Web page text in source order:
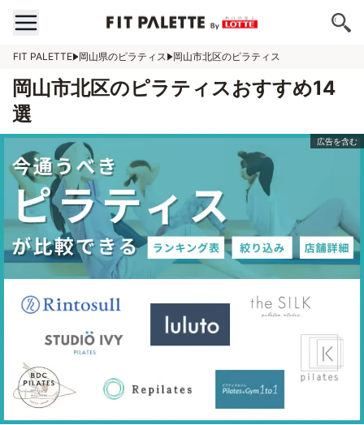
FIT PALETTE 岡山県のピラティス 岡山市北区のピラティス
岡山市北区のピラティスおすすめ14
選